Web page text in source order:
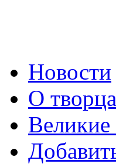
Новости
О
Великие